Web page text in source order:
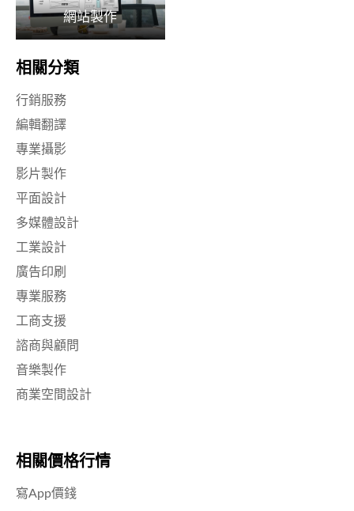
網站製作
相關分類
行銷服務
編輯翻譯
專業攝影
影片製作
平面設計
多媒體設計
工業設計
廣告印刷
專業服務
工商支援
諮商與顧問
音樂製作
商業空間設計
相關價格行情
寫App價錢